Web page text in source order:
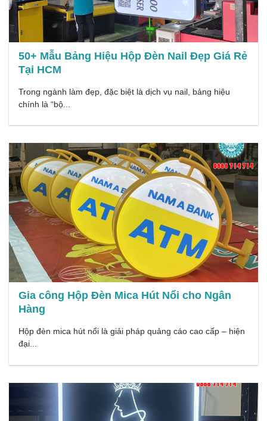
50+ Mẫu Bảng Hiệu Hộp Đèn Nail Đẹp Giá Rẻ
Tại HCM
Trong ngành làm đẹp, đặc biệt là dịch vụ nail, bảng hiệu
chính là “bộ...
Gia công Hộp Đèn Mica Hút Nổi cho Ngân
Hàng
Hộp đèn mica hút nổi là giải pháp quảng cáo cao cấp – hiện
đại...